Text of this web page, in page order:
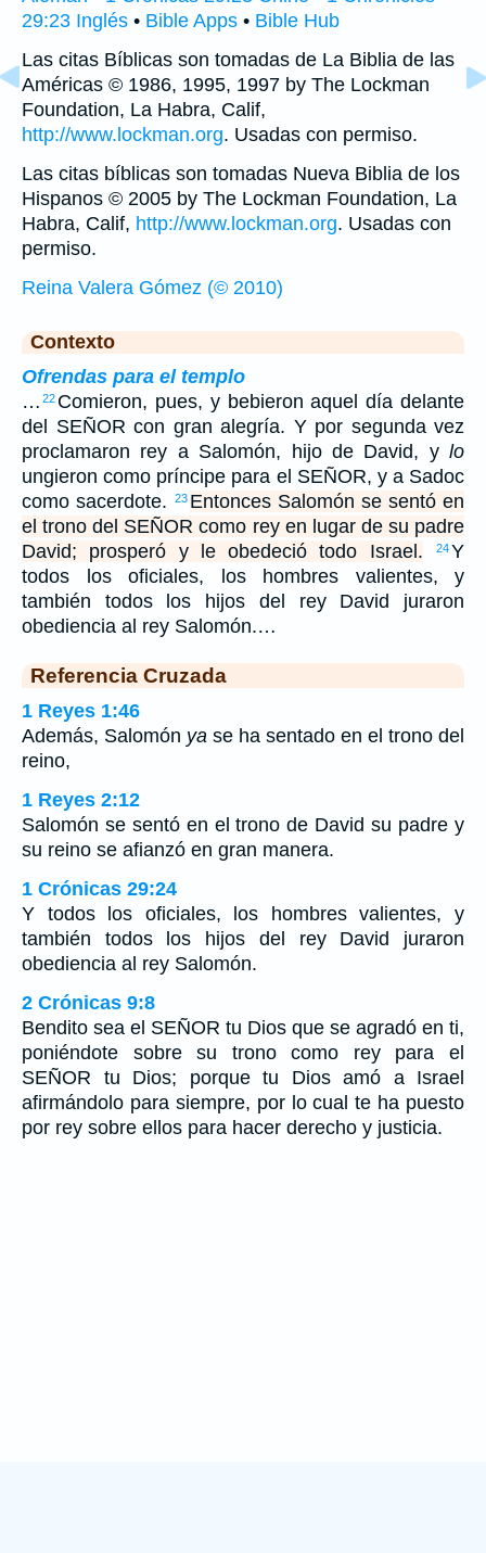
29:23 Inglés • Bible Apps • Bible Hub
Las citas Bíblicas son tomadas de La Biblia de las
Américas © 1986, 1995, 1997 by The Lockman
Foundation, La Habra, Calif,
http://www.lockman.org. Usadas con permiso.
Las citas bíblicas son tomadas Nueva Biblia de los
Hispanos © 2005 by The Lockman Foundation, La
Habra, Calif, http://www.lockman.org. Usadas con
permiso.
Reina Valera Gómez (© 2010)
Contexto
Ofrendas para el templo
… 22 Comieron, pues, y bebieron aquel día delante
del SEÑOR con gran alegría. Y por segunda vez
proclamaron rey a Salomón, hijo de David, y lo
ungieron como príncipe para el SEÑOR, y a Sadoc
como sacerdote.
23 Entonces Salomón se sentó en
el trono del SEÑOR como rey en lugar de su padre
David; prosperó y le obedeció todo Israel.
24Y
todos los oficiales, los hombres valientes, y
también todos los hijos del rey David juraron
obediencia al rey Salomón.…
Referencia Cruzada
1 Reyes 1:46
Además, Salomón ya se ha sentado en el trono del
reino,
1 Reyes 2:12
Salomón se sentó en el trono de David su padre y
su reino se afianzó en gran manera.
1 Crónicas 29:24
Y todos los oficiales, los hombres valientes, y
también todos los hijos del rey David juraron
obediencia al rey Salomón.
2 Crónicas 9:8
Bendito sea el SEÑOR tu Dios que se agradó en ti,
poniéndote sobre su trono como rey para el
SEÑOR tu Dios; porque tu Dios amó a Israel
afirmándolo para siempre, por lo cual te ha puesto
por rey sobre ellos para hacer derecho y justicia.